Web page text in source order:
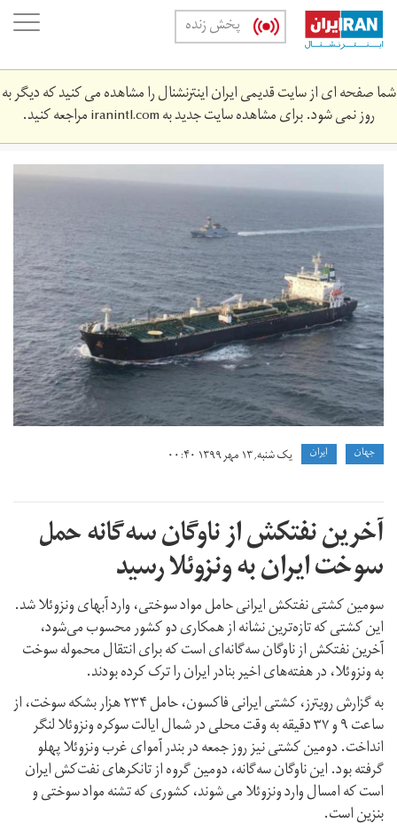
Skip
main
content
پخش زنده
شما صفحه ای از سایت قدیمی ایران اینترنشنال را مشاهده می کنید که دیگر به
روز نمی شود. برای مشاهده سایت جدید بهiranintl.comمراجعه کنید.
جهان ايران یک شنبه, ۱۳ مهر ۱۳۹۹ ۰۰:۴۰
آخرین نفتکش از ناوگان سه‌گانه حمل
سوخت ایران به ونزوئلا رسید
سومین کشتی نفتکش ایرانی حامل مواد سوختی، وارد آبهای ونزوئلا شد.
این کشتی که تازه‌ترین نشانه از همکاری دو کشور محسوب می‌شود،
آخرین نفتکش از ناوگان سه‌گانه‌ای است که برای انتقال محموله سوخت
به ونزوئلا، در هفته‌های اخیر بنادر ایران را ترک کرده بودند.
به گزارش رویترز، کشتی ایرانی فاکسون، حامل ۲۳۴ هزار بشکه سوخت، از
ساعت ۹ و ۳۷ دقیقه به وقت محلی در شمال ایالت سوکره ونزوئلا لنگر
انداخت. دومین کشتی نیز روز جمعه در بندر آموای غرب ونزوئلا پهلو
گرفته بود. این ناوگان سه‌گانه، دومین گروه از تانکرهای نفت‌کش ایران
است که امسال وارد ونزوئلا می شوند، کشوری که تشنه مواد سوختی و
بنزین است.